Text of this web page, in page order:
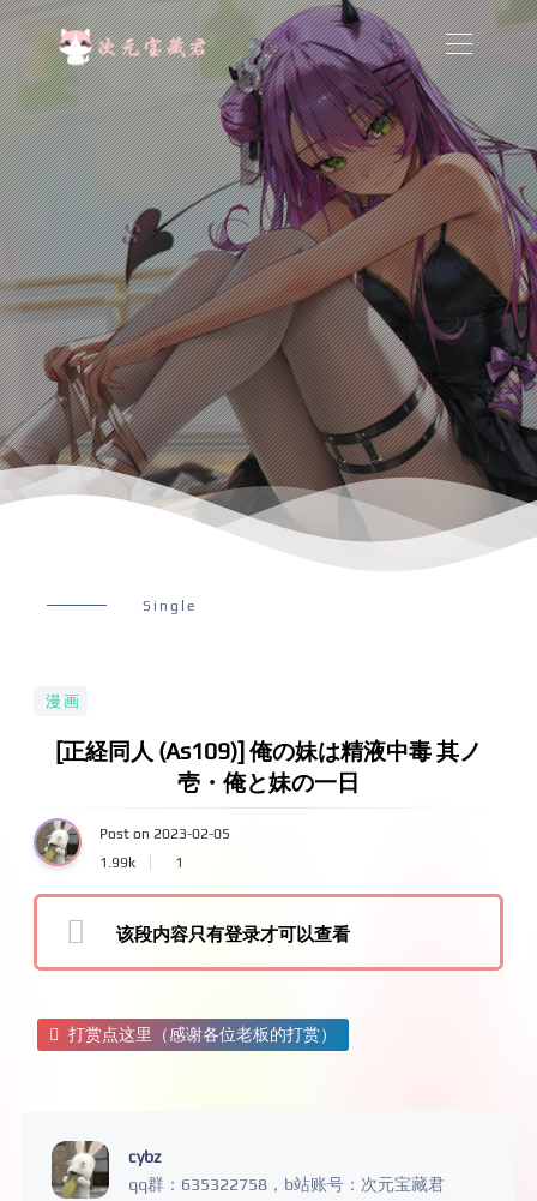
Single
漫画
[正経同人 (As109)] 俺の妹は精液中毒 其ノ
壱・俺と妹の一日
Post on 2023-02-05
1.99k
1
该段内容只有登录才可以查看
打赏点这里（感谢各位老板的打赏）
cybz
qq群：635322758，b站账号：次元宝藏君